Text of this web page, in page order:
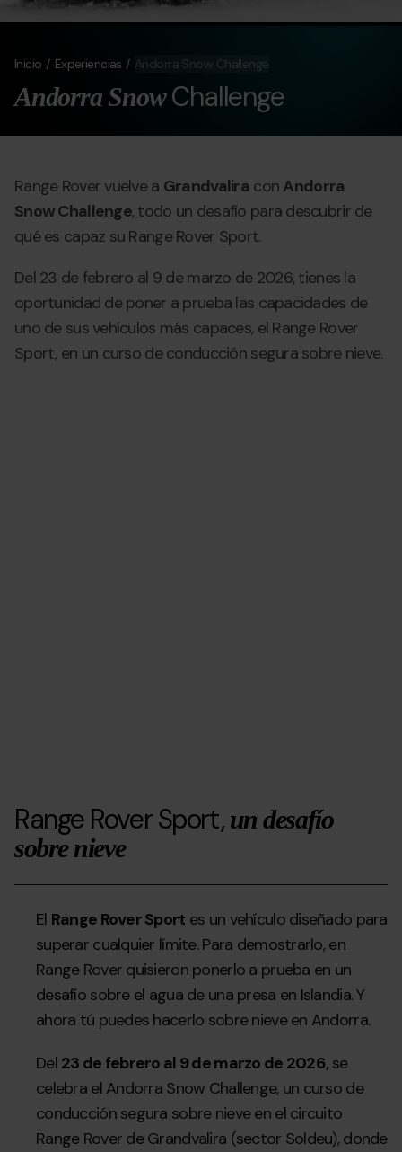
Inicio Experiencias Andorra Snow Challenge
Andorra SnowChallenge
Range Rover vuelve a Grandvalira con Andorra
Snow Challenge, todo un desafío para descubrir de
qué es capaz su Range Rover Sport.
Del 23 de febrero al 9 de marzo de 2026, tienes la
oportunidad de poner a prueba las capacidades de
uno de sus vehículos más capaces, el Range Rover
Sport, en un curso de conducción segura sobre nieve.
">
Range Rover Sport, un desafío
sobre nieve
El Range Rover Sport es un vehículo diseñado para
superar cualquier límite. Para demostrarlo, en
Range Rover quisieron ponerlo a prueba en un
desafío sobre el agua de una presa en Islandia. Y
ahora tú puedes hacerlo sobre nieve en Andorra.
Del 23 de febrero al 9 de marzo de 2026,se
celebra el Andorra Snow Challenge, un curso de
conducción segura sobre nieve en el circuito
Range Rover de Grandvalira (sector Soldeu), donde